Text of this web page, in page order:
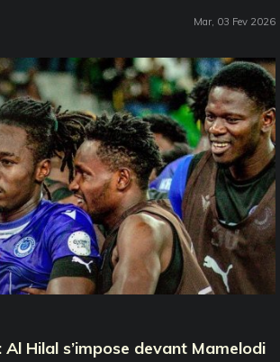
Mar, 03 Fev 2026
Al Hilal s’impose devant Mamelodi